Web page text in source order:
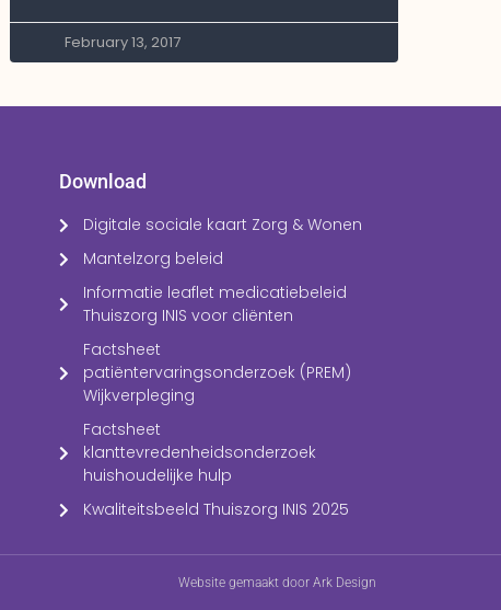
February 13, 2017
Download
Digitale sociale kaart Zorg & Wonen
Mantelzorg beleid
Informatie leaflet medicatiebeleid
Thuiszorg INIS voor cliënten
Factsheet
patiëntervaringsonderzoek (PREM)
Wijkverpleging
Factsheet
klanttevredenheidsonderzoek
huishoudelijke hulp
Kwaliteitsbeeld Thuiszorg INIS 2025
Website gemaakt door Ark Design